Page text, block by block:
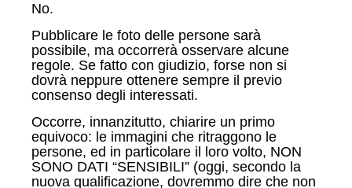
No.
Pubblicare le foto delle persone sarà
possibile, ma occorrerà osservare alcune
regole. Se fatto con giudizio, forse non si
dovrà neppure ottenere sempre il previo
consenso degli interessati.
Occorre, innanzitutto, chiarire un primo
equivoco: le immagini che ritraggono le
persone, ed in particolare il loro volto, NON
SONO DATI “SENSIBILI” (oggi, secondo la
nuova qualificazione, dovremmo dire che non